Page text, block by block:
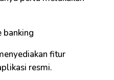
banking
fitur
resmi.